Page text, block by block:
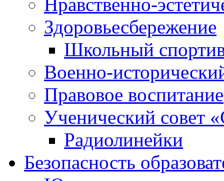
Здоровьесбережение
Школьный
Военно-
Правовое воспитание
Ученический совет
Радиолинейки
Безопасность